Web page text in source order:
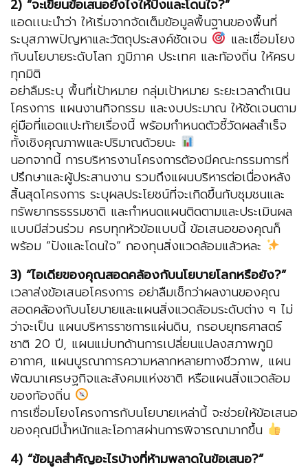
2) “จะเขียนข้อเสนอยังไงให้ปังและโดนใจ?”
แอดเเนะนำว่า ให้เริ่มจากจัดเต็มข้อมูลพื้นฐานของพื้นที่
ระบุสภาพปัญหาและวัตถุประสงค์ชัดเจน
และเชื่อมโยง
กับนโยบายระดับโลก ภูมิภาค ประเทศ และท้องถิ่น ให้ครบ
ทุกมิติ
อย่าลืมระบุ พื้นที่เป้าหมาย กลุ่มเป้าหมาย ระยะเวลาดำเนิน
โครงการ แผนงานกิจกรรม และงบประมาณ ให้ชัดเจนตาม
คู่มือที่แอดแปะท้ายเรื่องนี้ พร้อมกำหนดตัวชี้วัดผลสำเร็จ
ทั้งเชิงคุณภาพและปริมาณด้วยนะ
นอกจากนี้ การบริหารงานโครงการต้องมีคณะกรรมการที่
ปรึกษาและผู้ประสานงาน รวมถึงแผนบริหารต่อเนื่องหลัง
สิ้นสุดโครงการ ระบุผลประโยชน์ที่จะเกิดขึ้นกับชุมชนและ
ทรัพยากรธรรมชาติ และกำหนดแผนติดตามและประเมินผล
แบบมีส่วนร่วม ครบทุกหัวข้อแบบนี้ ข้อเสนอของคุณก็
พร้อม “ปังและโดนใจ” กองทุนสิ่งแวดล้อมแล้วหละ
3) “ไอเดียของคุณสอดคล้องกับนโยบายโลกหรือยัง?”
เวลาส่งข้อเสนอโครงการ อย่าลืมเช็กว่าผลงานของคุณ
สอดคล้องกับนโยบายและแผนสิ่งแวดล้อมระดับต่าง ๆ ไม่
ว่าจะเป็น แผนบริหารราชการแผ่นดิน, กรอบยุทธศาสตร์
ชาติ 20 ปี, แผนแม่บทด้านการเปลี่ยนแปลงสภาพภูมิ
อากาศ, แผนบูรณาการความหลากหลายทางชีวภาพ, แผน
พัฒนาเศรษฐกิจและสังคมแห่งชาติ หรือแผนสิ่งแวดล้อม
ของท้องถิ่น
การเชื่อมโยงโครงการกับนโยบายเหล่านี้ จะช่วยให้ข้อเสนอ
ของคุณมีน้ำหนักและโอกาสผ่านการพิจารณามากขึ้น
4) “ข้อมูลสำคัญอะไรบ้างที่ห้ามพลาดในข้อเสนอ?”